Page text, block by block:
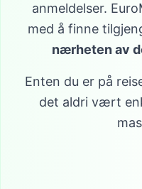
anmeldelser.
med å finne
nærheten av
Enten du er på
det aldri vært